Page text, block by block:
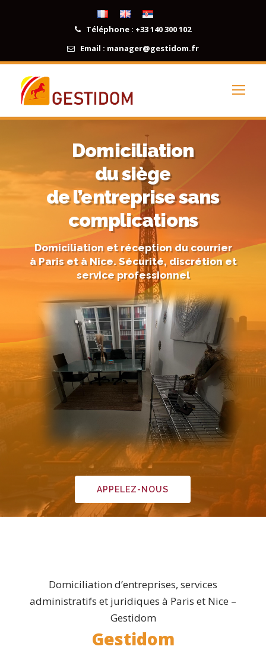
Téléphone : +33 140 300 102
Email : manager@gestidom.fr
APPELEZ-NOUS
Domiciliation et réception du courrier
à Paris et à Nice. Sécurité, discrétion et
service professionnel
Domiciliation
du siège
de l’entreprise sans
complications
Domiciliation d’entreprises, services
administratifs et juridiques à Paris et Nice –
Gestidom
Gestidom